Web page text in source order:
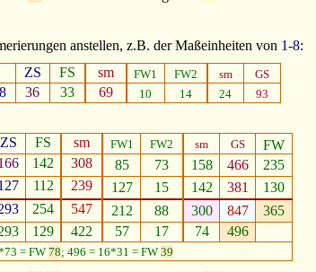
anstellen, z.B. der Maßeinheiten von 1-8:
ZS
FS sm FW1 FW2 sm GS
36 33 69 10 14 24 93
ZS
FS sm FW1 FW2 sm GS
FW
142 308 85 73 158 466
235
112 239 127 15 142 381
130
254 547 212 88 300 847
365
129 422 57 17 74 496
= FW 78; 496 = 16*31 = FW 39